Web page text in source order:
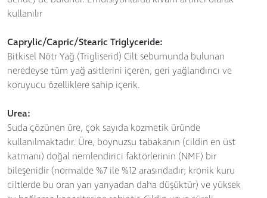
kullanılır
Caprylic/Capric/Stearic Triglyceride:
Bitkisel Nötr Yağ (Trigliserid) Cilt sebumunda bulunan
neredeyse tüm yağ asitlerini içeren, geri yağlandırıcı ve
koruyucu özelliklere sahip içerik.
Urea:
Suda çözünen üre, çok sayıda kozmetik üründe
kullanılmaktadır. Üre, boynuzsu tabakanın (cildin en üst
katmanı) doğal nemlendirici faktörlerinin (NMF) bir
bileşenidir (normalde %7 ile %12 arasındadır; kronik kuru
ciltlerde bu oran yarı yarıyadan daha düşüktür) ve yüksek